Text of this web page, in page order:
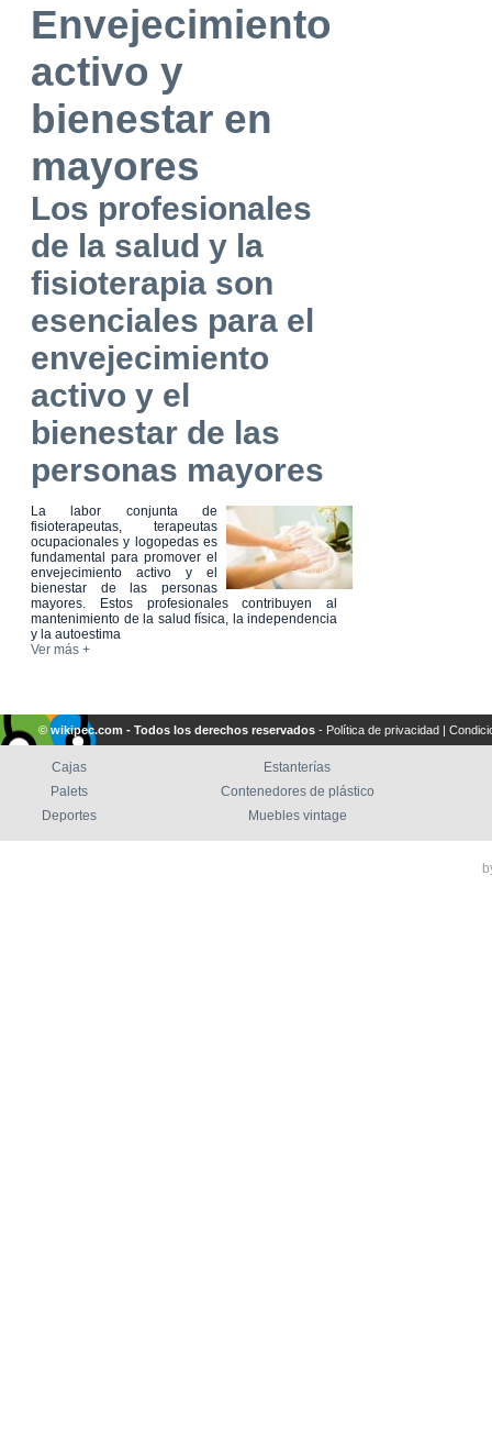
Envejecimiento
activo y
bienestar en
mayores
Los profesionales
de la salud y la
fisioterapia son
esenciales para el
envejecimiento
activo y el
bienestar de las
personas mayores
La labor conjunta de
fisioterapeutas, terapeutas
ocupacionales y logopedas es
fundamental para promover el
envejecimiento activo y el
bienestar de las personas
mayores. Estos profesionales contribuyen al
mantenimiento de la salud física, la independencia
y la autoestima
Ver más +
© wikipec.com - Todos los derechos reservados - Política de privacidad |
Cajas
Estanterías
Palets
Contenedores de plástico
Deportes
Muebles vintage